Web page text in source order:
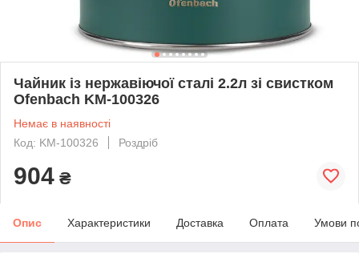
Чайник із нержавіючої сталі 2.2л зі свистком
Ofenbach KM-100326
Немає в наявності
Код: KM-100326
Роздріб
904 ₴
Опис Характеристики Доставка Оплата Умови